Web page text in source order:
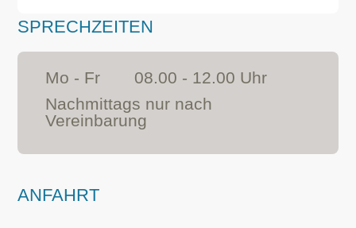
SPRECHZEITEN
Mo - Fr
08.00 - 12.00 Uhr
Nachmittags nur nach
Vereinbarung
ANFAHRT